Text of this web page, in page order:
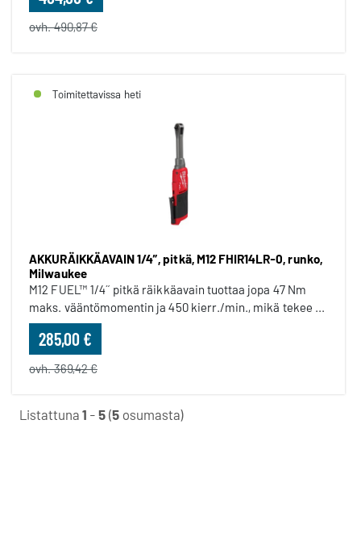
ovh. 490,87 €
Toimitettavissa heti
AKKURÄIKKÄAVAIN 1/4”, pitkä, M12 FHIR14LR-0, runko,
Milwaukee
M12 FUEL™ 1/4˝ pitkä räikkäavain tuottaa jopa 47 Nm
maks. vääntömomentin ja 450 kierr./min., mikä tekee ...
285,00 €
ovh. 369,42 €
Listattuna1 -5 (5 osumasta)